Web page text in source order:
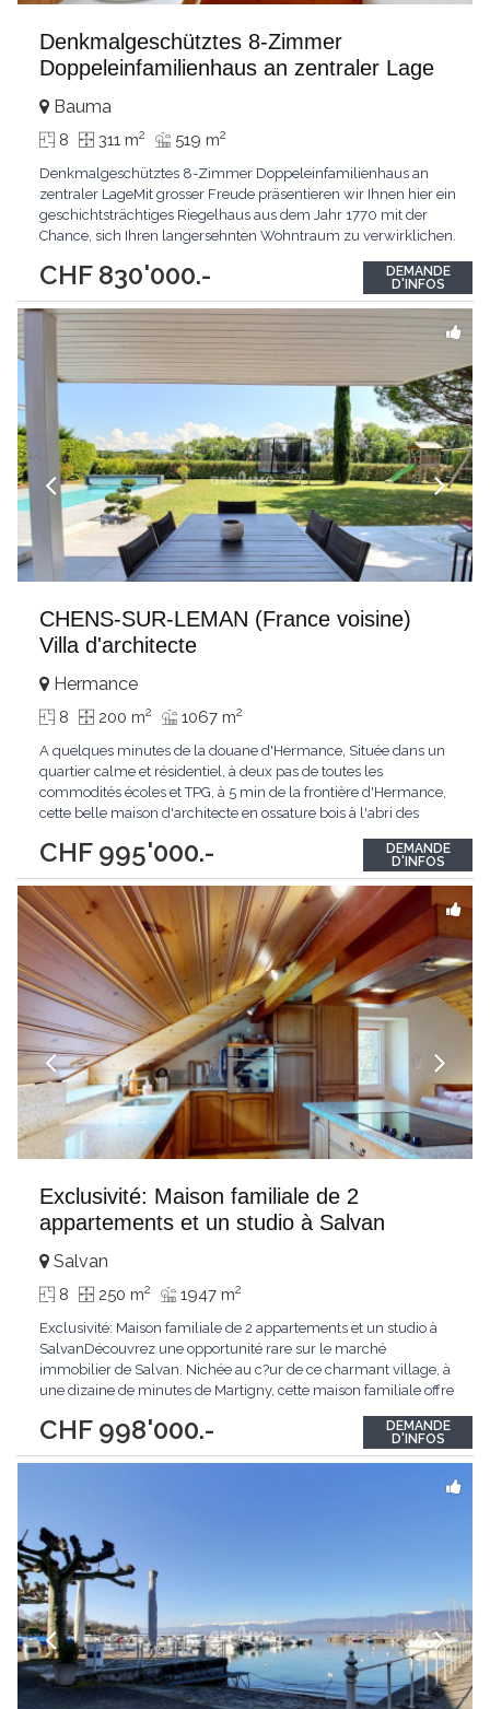
Denkmalgeschütztes 8-Zimmer
Doppeleinfamilienhaus an zentraler Lage
CHF 830'000.-
Bauma
8 311 m2 519 m2
Denkmalgeschütztes 8-Zimmer Doppeleinfamilienhaus an
zentraler LageMit grosser Freude präsentieren wir Ihnen hier ein
geschichtsträchtiges Riegelhaus aus dem Jahr 1770 mit der
Chance, sich Ihren langersehnten Wohntraum zu verwirklichen.
charmante Baustil sowie das vorhandene Aus- und
Umbaupotenzial. Die unmittelbare Nähe zu öffentlichen
Verkehrsmitteln,...
DEMANDE
D'INFOS
CHENS-SUR-LEMAN (France voisine)
Villa d'architecte
CHF 995'000.-
Hermance
8 200 m2 1067 m2
A quelques minutes de la douane d'Hermance, Située dans un
quartier calme et résidentiel, à deux pas de toutes les
commodités écoles et TPG, à 5 min de la frontière d'Hermance,
cette belle maison d'architecte en ossature bois à l'abri des
bénéficie d'un ensoleillement optimal et d'espaces généreux
ouverts sur l'extérieur qui en...
DEMANDE
D'INFOS
Exclusivité: Maison familiale de 2
appartements et un studio à Salvan
CHF 998'000.-
Salvan
8 250 m2 1947 m2
Exclusivité: Maison familiale de 2 appartements et un studio à
SalvanDécouvrez une opportunité rare sur le marché
immobilier de Salvan. Nichée au c?ur de ce charmant village, à
une dizaine de minutes de Martigny, cette maison familiale offre
propriété se compose de deux appartements spacieux, chacun
accessible par des entrées indépendantes...
DEMANDE
D'INFOS